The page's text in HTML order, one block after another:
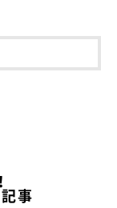
事